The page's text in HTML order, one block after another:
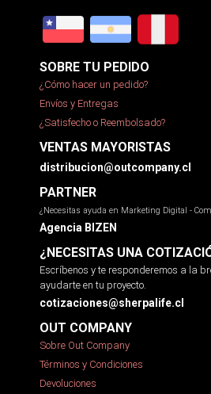
SOBRE TU PEDIDO
¿Cómo hacer un pedido?
Envíos y Entregas
¿Satisfecho o Reembolsado?
VENTAS MAYORISTAS
distribucion@outcompany.cl
PARTNER
¿Necesitas ayuda en Marketing Digital -
Agencia BIZEN
¿NECESITAS UNA
Escríbenos y te responderemos a la
ayudarte en tu proyecto.
cotizaciones@sherpalife.cl
OUT COMPANY
Sobre Out Company
Términos y Condiciones
Devoluciones